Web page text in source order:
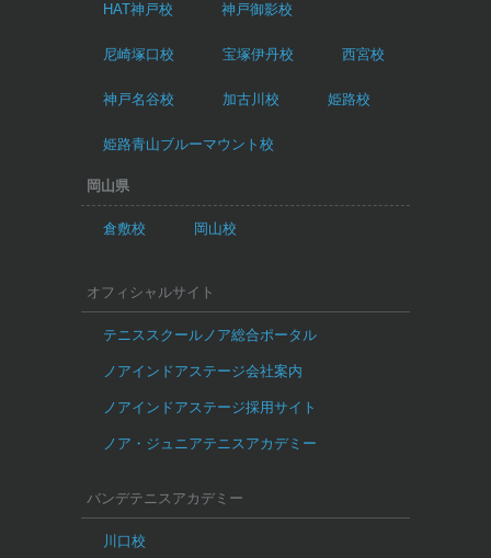
HAT神戸校 神戸御影校
尼崎塚口校 宝塚伊丹校 西宮校
神戸名谷校 加古川校 姫路校
姫路青山ブルーマウント校
岡山県
倉敷校 岡山校
オフィシャルサイト
テニススクールノア総合ポータル
ノアインドアステージ会社案内
ノアインドアステージ採用サイト
ノア・ジュニアテニスアカデミー
バンデテニスアカデミー
川口校